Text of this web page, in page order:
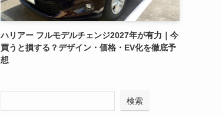
ハリアー フルモデルチェンジ2027年が有力｜今
買うと損する？デザイン・価格・EV化を徹底予
想
検索